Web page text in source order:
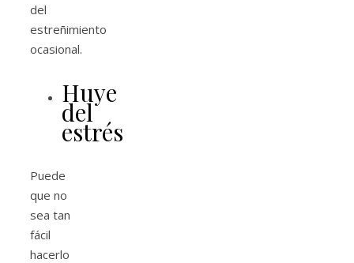
del
estreñimiento
ocasional.
Huye
del
estrés
Puede
que no
sea tan
fácil
hacerlo